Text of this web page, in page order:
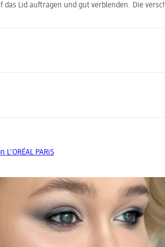
das Lid auftragen und gut verblenden. Die
L'ORÉAL PARiS